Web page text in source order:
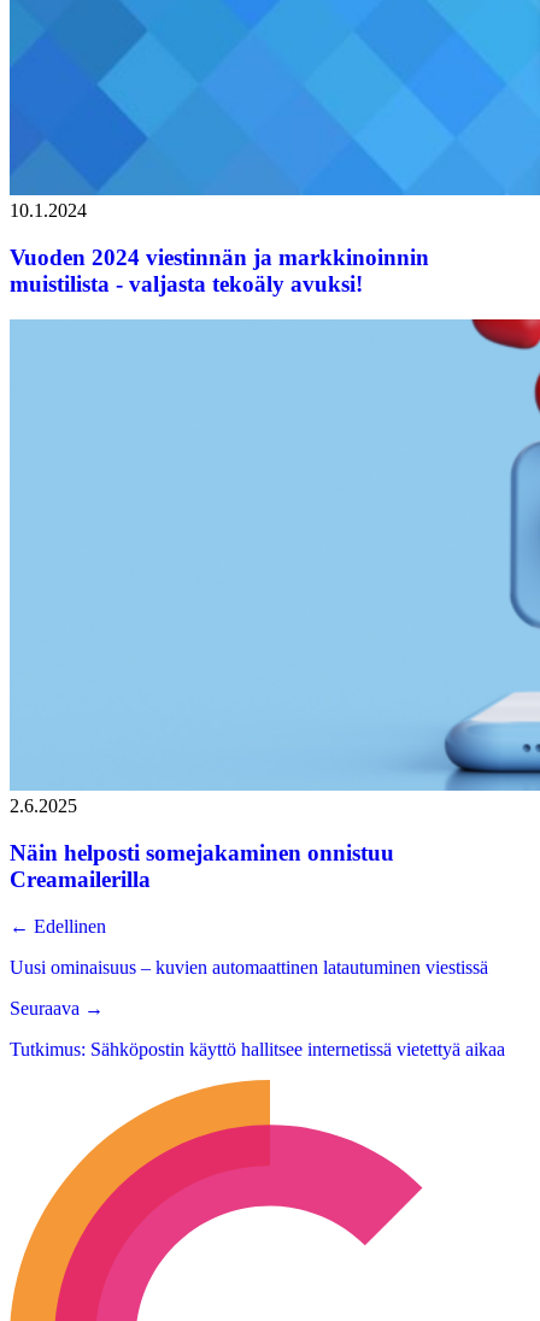
10.1.2024
Vuoden 2024 viestinnän ja markkinoinnin
muistilista - valjasta tekoäly avuksi!
2.6.2025
Näin helposti somejakaminen onnistuu
Creamailerilla
← Edellinen
Uusi ominaisuus – kuvien automaattinen latautuminen viestissä
Seuraava →
Tutkimus: Sähköpostin käyttö hallitsee internetissä vietettyä aikaa